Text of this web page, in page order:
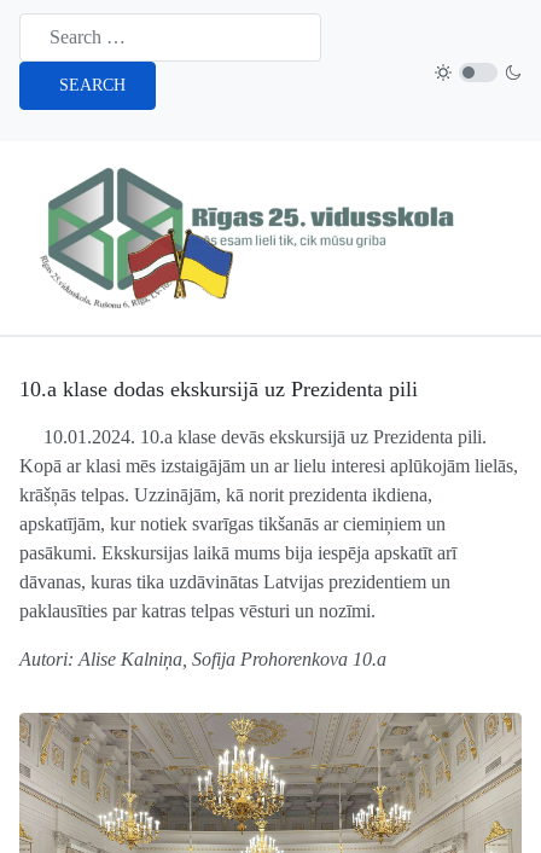
SEARCH
10.a klase dodas ekskursijā uz Prezidenta pili
10.01.2024. 10.a klase devās ekskursijā uz Prezidenta pili.
Kopā ar klasi mēs izstaigājām un ar lielu interesi aplūkojām lielās,
krāšņās telpas. Uzzinājām, kā norit prezidenta ikdiena,
apskatījām, kur notiek svarīgas tikšanās ar ciemiņiem un
pasākumi. Ekskursijas laikā mums bija iespēja apskatīt arī
dāvanas, kuras tika uzdāvinātas Latvijas prezidentiem un
paklausīties par katras telpas vēsturi un nozīmi.
Autori: Alise Kalniņa, Sofija Prohorenkova 10.a